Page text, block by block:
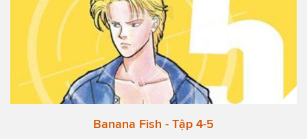
Banana Fish - Tập 4-5